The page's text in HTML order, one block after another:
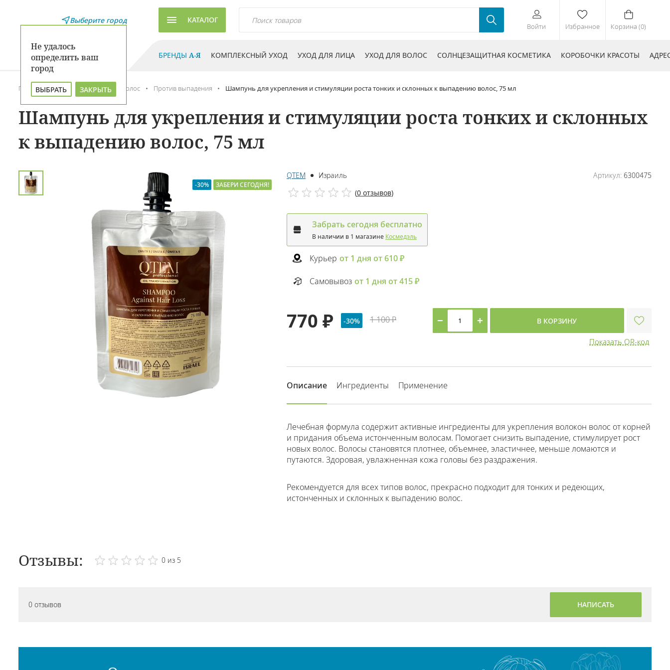
Выберите город
Не удалось
определить ваш
город
ВЫБРАТЬ ЗАКРЫТЬ
КАТАЛОГ
Войти Избранное Корзина (0)
БРЕНДЫ А-Я КОМПЛЕКСНЫЙ УХОД УХОД ДЛЯ ЛИЦА УХОД ДЛЯ ВОЛОС СОЛНЦЕЗАЩИТНАЯ КОСМЕТИКА КОРОБОЧКИ КРАСОТЫ
Главная Каталог Уход для волос Против выпадения Шампунь для укрепления и стимуляции роста тонких и склонных к выпадению волос, 75 мл
Шампунь для укрепления и стимуляции роста тонких и склонных
к выпадению волос, 75 мл
-30% ЗАБЕРИ СЕГОДНЯ!
QTEM Израиль Артикул: 6300475
(0 отзывов)
Забрать сегодня бесплатно
В наличии в 1 магазине Космедэль
Курьер от 1 дня от 610 ₽
Самовывоз от 1 дня от 415 ₽
770 ₽ -30% 1 100 ₽ − + В КОРЗИНУ
Показать QR-код
Описание Ингредиенты Применение
Лечебная формула содержит активные ингредиенты для укрепления волокон волос от корней
и придания объема истонченным волосам. Помогает снизить выпадение, стимулирует рост
новых волос. Волосы становятся плотнее, объемнее, эластичнее, меньше ломаются и
путаются. Здоровая, увлажненная кожа головы без раздражения.
Рекомендуется для всех типов волос, прекрасно подходит для тонких и редеющих,
истонченных и склонных к выпадению волос.
Отзывы: 0 из 5
0 отзывов НАПИСАТЬ